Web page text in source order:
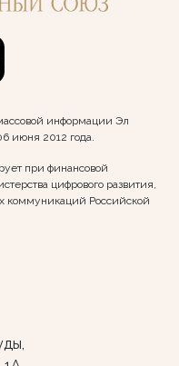
информации Эл
июня 2012 года.
при финансовой
цифрового развития,
коммуникаций Российской